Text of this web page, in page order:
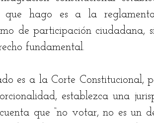
que hago es a la
de participación ciudadana,
fundamental.
es a la Corte Constitucional,
establezca una
que “no votar, no es un